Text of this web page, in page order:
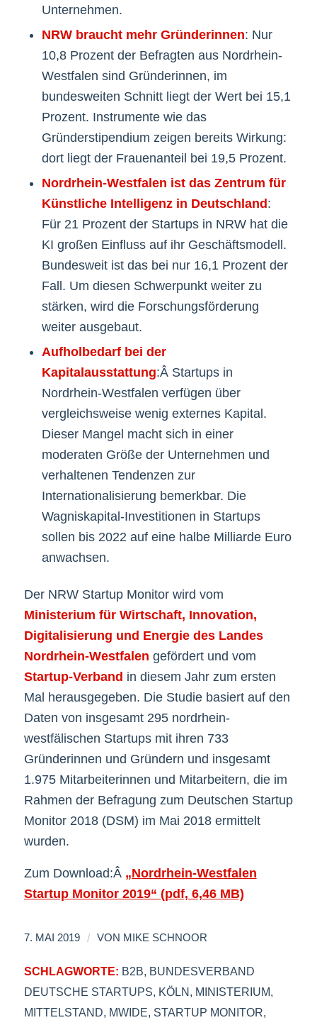
Unternehmen.
NRW braucht mehr Gründerinnen: Nur
10,8 Prozent der Befragten aus Nordrhein-
Westfalen sind Gründerinnen, im
bundesweiten Schnitt liegt der Wert bei 15,1
Prozent. Instrumente wie das
Gründerstipendium zeigen bereits Wirkung:
dort liegt der Frauenanteil bei 19,5 Prozent.
Nordrhein-Westfalen ist das Zentrum für
Künstliche Intelligenz in Deutschland :
Für 21 Prozent der Startups in NRW hat die
KI großen Einfluss auf ihr Geschäftsmodell.
Bundesweit ist das bei nur 16,1 Prozent der
Fall. Um diesen Schwerpunkt weiter zu
stärken, wird die Forschungsförderung
weiter ausgebaut.
Aufholbedarf bei der
Kapitalausstattung:Â Startups in
Nordrhein-Westfalen verfügen über
vergleichsweise wenig externes Kapital.
Dieser Mangel macht sich in einer
moderaten Größe der Unternehmen und
verhaltenen Tendenzen zur
Internationalisierung bemerkbar. Die
Wagniskapital-Investitionen in Startups
sollen bis 2022 auf eine halbe Milliarde Euro
anwachsen.
Der NRW Startup Monitor wird vom
Ministerium für Wirtschaft, Innovation,
Digitalisierung und Energie des Landes
Nordrhein-Westfalen gefördert und vom
Startup-Verband in diesem Jahr zum ersten
Mal herausgegeben. Die Studie basiert auf den
Daten von insgesamt 295 nordrhein-
westfälischen Startups mit ihren 733
Gründerinnen und Gründern und insgesamt
1.975 Mitarbeiterinnen und Mitarbeitern, die im
Rahmen der Befragung zum Deutschen Startup
Monitor 2018 (DSM) im Mai 2018 ermittelt
wurden.
Zum Download:Â „Nordrhein-Westfalen
Startup Monitor 2019“ (pdf, 6,46 MB)
7. MAI 2019 / VON MIKE SCHNOOR
SCHLAGWORTE: B2B, BUNDESVERBAND
DEUTSCHE STARTUPS, KÖLN, MINISTERIUM,
MITTELSTAND, MWIDE, STARTUP MONITOR,